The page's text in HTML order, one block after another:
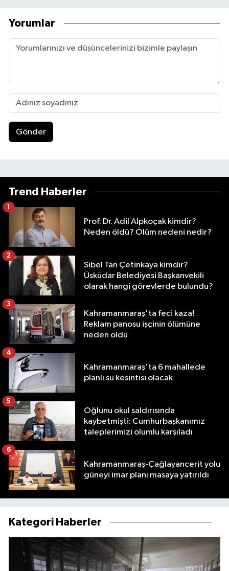
Yorumlar
Gönder
Trend Haberler
Prof. Dr. Adil Alpkoçak kimdir?
Neden öldü? Ölüm nedeni nedir?
1
Sibel Tan Çetinkaya kimdir?
Üsküdar Belediyesi Başkanvekili
olarak hangi görevlerde bulundu?
2
Kahramanmaraş'ta feci kaza!
Reklam panosu işçinin ölümüne
neden oldu
3
Kahramanmaraş'ta 6 mahallede
planlı su kesintisi olacak
4
Oğlunu okul saldırısında
kaybetmişti: Cumhurbaşkanımız
taleplerimizi olumlu karşıladı
5
Kahramanmaraş-Çağlayancerit yolu
güneyi imar planı masaya yatırıldı
6
Kategori Haberler